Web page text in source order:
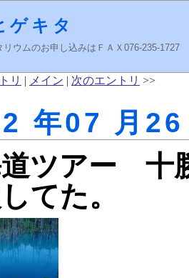
ゲキタ
リウムのお申し込みはＦＡＸ076-235-
リ | メイン | 次のエントリ >>
年07 月
ツアー 十
てた。